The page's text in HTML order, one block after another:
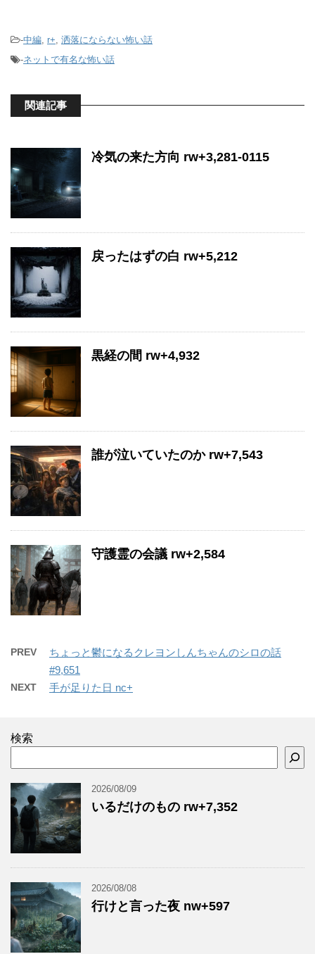
-中編 r+ 洒落にならない怖い話
-ネットで有名な怖い話
関連記事
冷気の来た方向 rw+3,281-0115
戻ったはずの白 rw+5,212
黒経の間 rw+4,932
誰が泣いていたのか rw+7,543
守護霊の会議 rw+2,584
PREV
ちょっと鬱になるクレヨンしんちゃんのシロの話
#9,651
NEXT 手が足りた日 nc+
検索
2026/08/09
いるだけのもの rw+7,352
2026/08/08
行けと言った夜 nw+597